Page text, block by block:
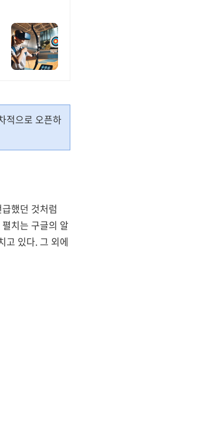
적으로 오픈하
했던 것처럼
치는 구글의 알
고 있다. 그 외에